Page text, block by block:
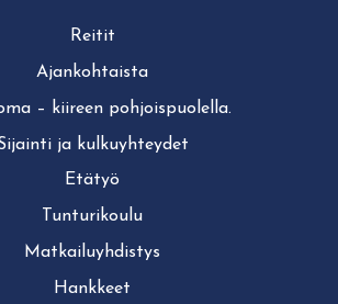
Reitit
Ajan­koh­tais­ta
– kiireen pohjoispuolella.
ja kul­ku­yh­tey­det
Etätyö
Tun­tu­ri­kou­lu
Mat­kai­lu­yh­dis­tys
Hankkeet